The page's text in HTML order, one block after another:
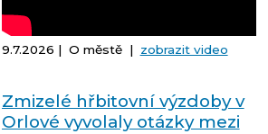
9.7.2026 | O městě | zobrazit video
Zmizelé hřbitovní výzdoby v
Orlové vyvolaly otázky mezi